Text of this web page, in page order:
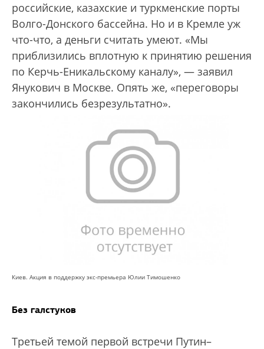
российские, казахские и туркменские порты
Волго-Донского бассейна. Но и в Кремле уж
что-что, а деньги считать умеют. «Мы
приблизились вплотную к принятию решения
по Керчь-Еникальскому каналу», — заявил
Янукович в Москве. Опять же, «переговоры
закончились безрезультатно».
Киев. Акция в поддержку экс-премьера Юлии Тимошенко
Без галстуков
Третьей темой первой встречи Путин–